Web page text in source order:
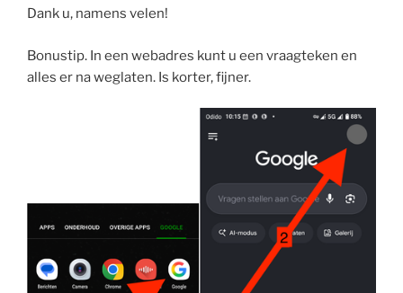
Dank u, namens velen!
Bonustip. In een webadres kunt u een vraagteken en
alles er na weglaten. Is korter, fijner.